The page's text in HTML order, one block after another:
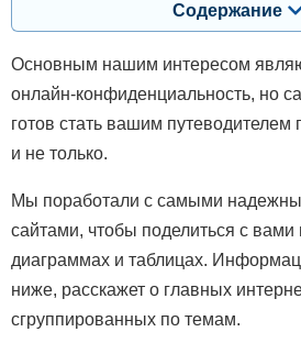
Содержание
Основным нашим интересом
онлайн-конфиденциальность, но
готов стать вашим путеводителем
и не только.
Мы поработали с самыми
сайтами, чтобы поделиться с
диаграммах и таблицах.
ниже, расскажет о главных
сгруппированных по темам.